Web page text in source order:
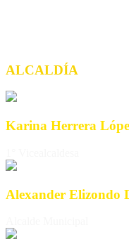
ALCALDÍA
Karina Herrera
Alexander Elizondo